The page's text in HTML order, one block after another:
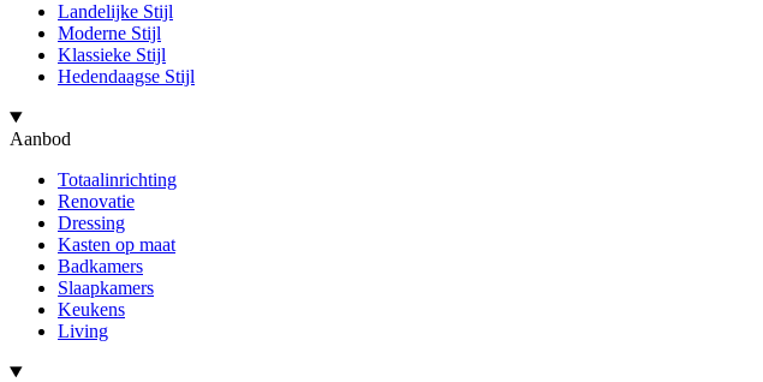
Landelijke Stijl
Moderne Stijl
Klassieke Stijl
Hedendaagse Stijl
Aanbod
Totaalinrichting
Renovatie
Dressing
Kasten op maat
Badkamers
Slaapkamers
Keukens
Living